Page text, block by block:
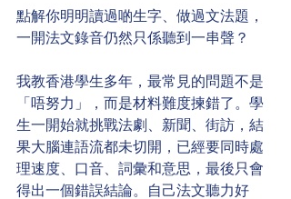
點解你明明讀過啲生字、做過文法題，
一開法文錄音仍然只係聽到一串聲？
我教香港學生多年，最常見的問題不是
「唔努力」，而是材料難度揀錯了。學
生一開始就挑戰法劇、新聞、街訪，結
果大腦連語流都未切開，已經要同時處
理速度、口音、詞彙和意思，最後只會
得出一個錯誤結論。自己法文聽力好